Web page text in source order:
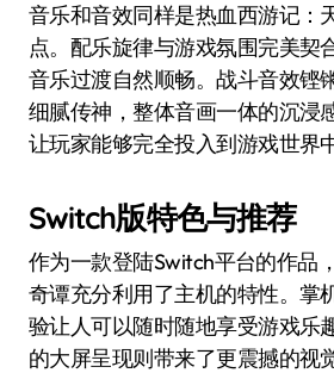
音乐和音效同样是热血西游记：
点。配乐旋律与游戏氛围完美契
音乐过渡自然顺畅。战斗音效铿
细腻传神，整体音画一体的沉浸
让玩家能够完全投入到游戏世界
Switch版特色与推荐
作为一款登陆Switch平台的作品
奇谭充分利用了主机的特性。掌
验让人可以随时随地享受游戏乐
的大屏呈现则带来了更震撼的视